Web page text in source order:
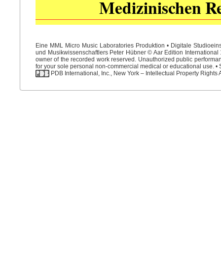
Medizinischen
Eine MML Micro Music Laboratories Produktion • Digitale
und Musikwissenschaftlers Peter Hübner © Aar Edition
owner of the recorded work reserved. Unauthorized public
for your sole personal non-commercial medical or educational use.
PDB International, Inc., New York – Intellectual Property Rights